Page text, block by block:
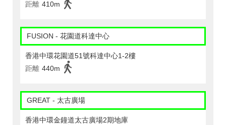
距離 410m
FUSION - 花園道科達中心
香港中環花園道51號科達中心1-2樓
距離 440m
GREAT - 太古廣場
香港中環金鐘道太古廣場2期地庫